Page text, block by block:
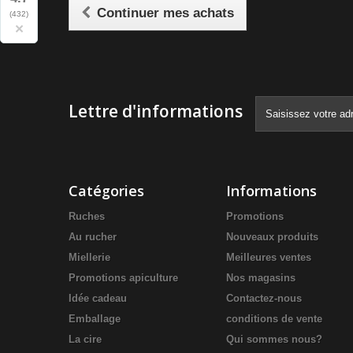
(432)
×
Continuer mes achats
Lettre d'informations
Catégories
Ruches
Au rucher
Miellerie
Promotions apiculture
Idée cadeau
Emballage
La cire
Informations
Promotions
Nouveaux produits
Meilleures ventes
Nos magasins
Contactez-nous
conditions de vente
Qui sommes nous?